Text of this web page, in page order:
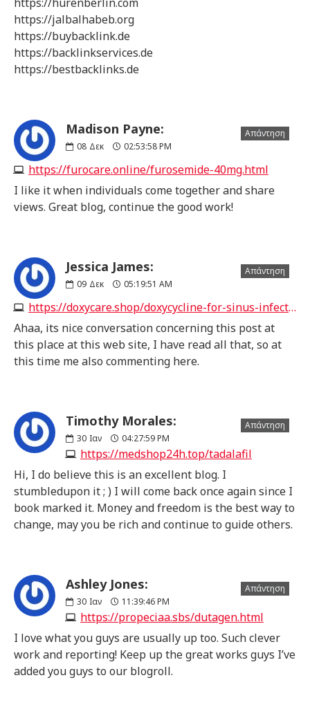
https://jalbalhabeb.org
https://buybacklink.de
https://backlinkservices.de
https://bestbacklinks.de
Madison Payne:
08 Δεκ 02:53:58 PM
https://furocare.online/furosemide-40mg.html
Απάντηση
I like it when individuals come together and share
views. Great blog, continue the good work!
Jessica James:
09 Δεκ 05:19:51 AM
https://doxycare.shop/doxycycline-for-sinus-infection.html
Απάντηση
Ahaa, its nice conversation concerning this post at
this place at this web site, I have read all that, so at
this time me also commenting here.
Timothy Morales:
30 Ιαν 04:27:59 PM
https://medshop24h.top/tadalafil
Απάντηση
Hi, I do believe this is an excellent blog. I
stumbledupon it ; ) I will come back once again since I
book marked it. Money and freedom is the best way to
change, may you be rich and continue to guide others.
Ashley Jones:
30 Ιαν 11:39:46 PM
https://propeciaa.sbs/dutagen.html
Απάντηση
I love what you guys are usually up too. Such clever
work and reporting! Keep up the great works guys I’ve
added you guys to our blogroll.